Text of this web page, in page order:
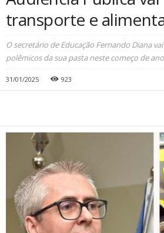
transporte e
O secretário de Educação Fernando Diana
polêmicos da sua pasta neste começo de
31/01/2025 923